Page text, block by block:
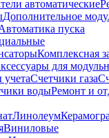
автоматические
Дополнительное
пуска
Комплексная
для
Счетчики газа
водыРемонт и
Линолеум
Виниловые